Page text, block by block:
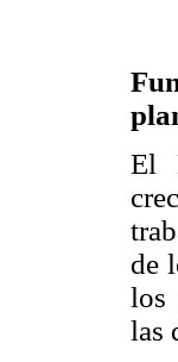
El
de
los
las